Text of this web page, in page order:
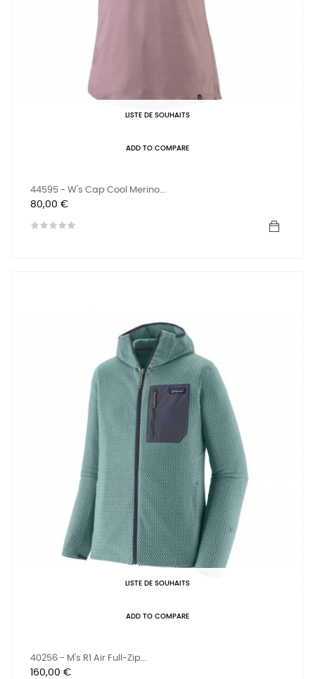
LISTE DE SOUHAITS
ADD TO COMPARE
44595 - W's Cap Cool Merino...
Prix
80,00 €
LISTE DE SOUHAITS
ADD TO COMPARE
40256 - M's R1 Air Full-Zip...
Prix
160,00 €